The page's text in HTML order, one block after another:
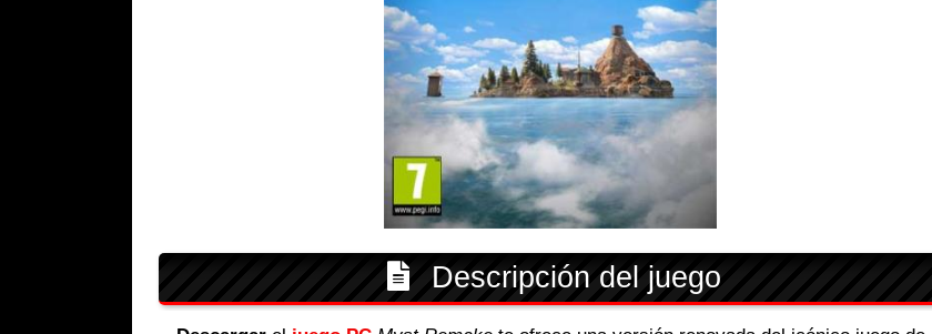
Descripción del juego